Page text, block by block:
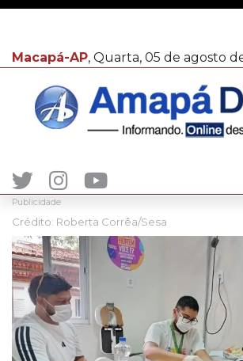
Macapá-AP, Quarta, 05 de agosto
Publicidade
Crédito: Roberta Corrêa/Sesa